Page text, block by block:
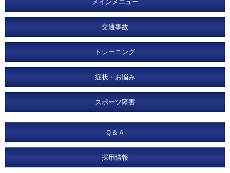
メインメニュー
交通事故
トレーニング
症状・お悩み
スポーツ障害
Ｑ＆Ａ
採用情報